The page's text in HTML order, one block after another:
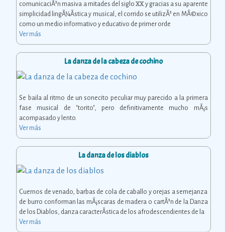
comunicaciÃ³n masiva a mitades del siglo XX y gracias a su aparente
simplicidad lingÃ¼Ã­stica y musical, el corrido se utilizÃ³ en MÃ©xico
como un medio informativo y educativo de primer orde
Ver más
La danza de la cabeza de cochino
Se baila al ritmo de un sonecito peculiar muy parecido a la primera
fase musical de "torito", pero definitivamente mucho mÃ¡s
acompasado y lento.
Ver más
La danza de los diablos
Cuernos de venado, barbas de cola de caballo y orejas a semejanza
de burro conforman las mÃ¡scaras de madera o cartÃ³n de la Danza
de los Diablos, danza caracterÃ­stica de los afrodescendientes de la
Ver más